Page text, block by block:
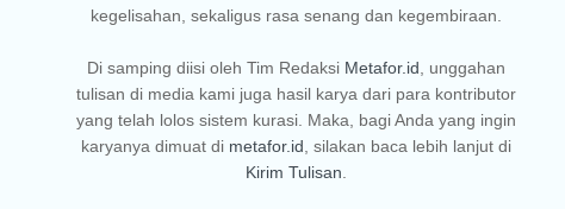
kegelisahan, sekaligus rasa senang dan kegembiraan.
Di samping diisi oleh Tim Redaksi Metafor.id , unggahan
tulisan di media kami juga hasil karya dari para kontributor
yang telah lolos sistem kurasi. Maka, bagi Anda yang ingin
karyanya dimuat di metafor.id , silakan baca lebih lanjut di
Kirim Tulisan